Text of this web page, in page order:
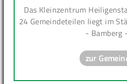
Das Kleinzentrum
24 Gemeindeteilen liegt im
- Bamberg
zur